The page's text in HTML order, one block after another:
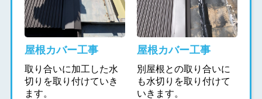
屋根カバー工事
取り合いに加工した水
切りを取り付けていき
ます。
屋根カバー工事
別屋根との取り合いに
も水切りを取り付けて
いきます。